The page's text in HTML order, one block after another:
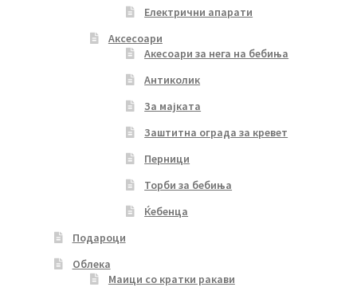
Електрични апарати
Аксесоари
Акесоари за нега на бебиња
Антиколик
За мајката
Заштитна ограда за кревет
Перници
Торби за бебиња
Ќебенца
Подароци
Облека
Маици со кратки ракави